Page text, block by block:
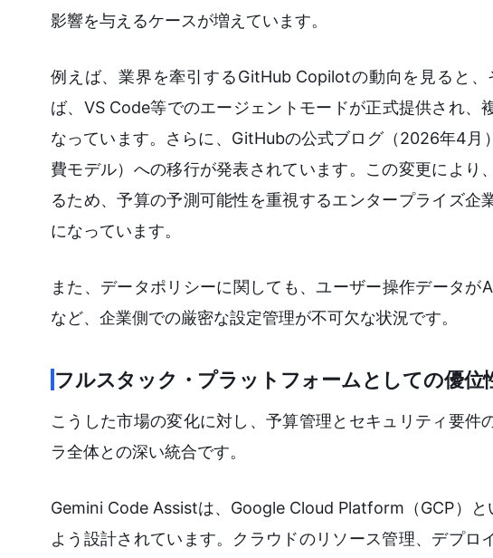
影響を与えるケースが増えています。
例えば、業界を牽引するGitHub Copilotの動向を見ると
ば、VS Code等でのエージェントモードが正式提供され
なっています。さらに、GitHubの公式ブログ（2026年4
費モデル）への移行が発表されています。この変更によ
るため、予算の予測可能性を重視するエンタープライズ
になっています。
また、データポリシーに関しても、ユーザー操作データ
など、企業側での厳密な設定管理が不可欠な状況です。
フルスタック・プラットフォームとしての優位
こうした市場の変化に対し、予算管理とセキュリティ要
ラ全体との深い統合です。
Gemini Code Assistは、Google Cloud Platform（GCP）
よう設計されています。クラウドのリソース管理、デプ